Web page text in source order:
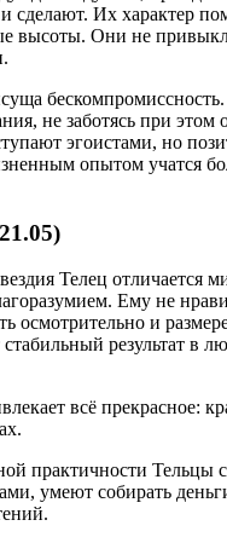
и сделают. Их характер
высоты. Они не
не заботясь при этом
эгоистами, но
опытом учатся
Телец отличается
Ему не
осмотрительно и
стабильный результат в
всё прекрасное:
практичности Тельцы
умеют собирать